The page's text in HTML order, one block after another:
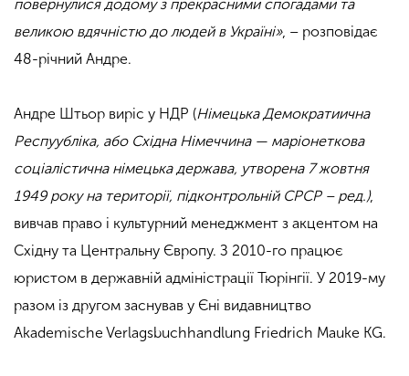
повернулися додому з прекрасними спогадами та
великою вдячністю до людей в Україні», – розповідає
48-річний Андре.
Андре Штьор виріс у НДР (Німецька Демократиична
Респуубліка, або Східна Німеччина — маріонеткова
соціалістична німецька держава, утворена 7 жовтня
1949 року на території, підконтрольній СРСР – ред.),
вивчав право і культурний менеджмент з акцентом на
Східну та Центральну Європу. З 2010-го працює
юристом в державній адміністрації Тюрінгії. У 2019-му
разом із другом заснував у Єні видавництво
Akademische Verlagsbuchhandlung Friedrich Mauke KG.